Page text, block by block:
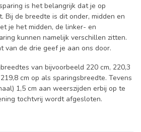
is het belangrijk dat je op
Bij de breedte is dit onder, midden en
je het midden, de linker- en
kunnen namelijk verschillen zitten.
van de drie geef je aan ons door.
van bijvoorbeeld 220 cm, 220,3
cm op als sparingsbreedte. Tevens
1,5 cm aan weerszijden erbij op te
tochtvrij wordt afgesloten.